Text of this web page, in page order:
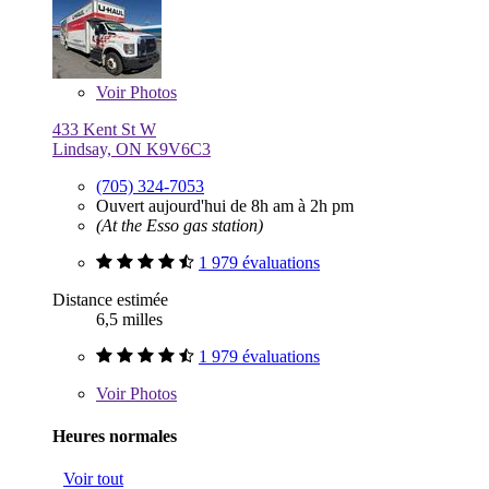
VoirPhotos
433 Kent St W
Lindsay, ON K9V6C3
(705) 324-7053
Ouvert aujourd'hui de 8h am à 2h pm
(At the Esso gas station)
1 979 évaluations
Distance estimée
6,5 milles
1 979 évaluations
VoirPhotos
Heures normales
Voir tout